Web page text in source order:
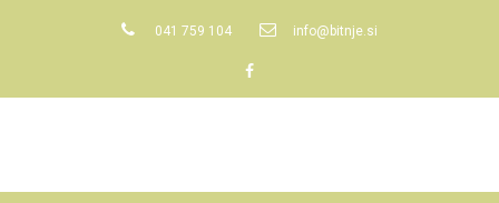
041 759 104 info@bitnje.si